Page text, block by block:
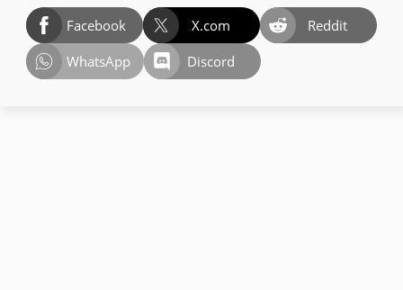
Facebook X.com
Reddit
WhatsApp
Discord